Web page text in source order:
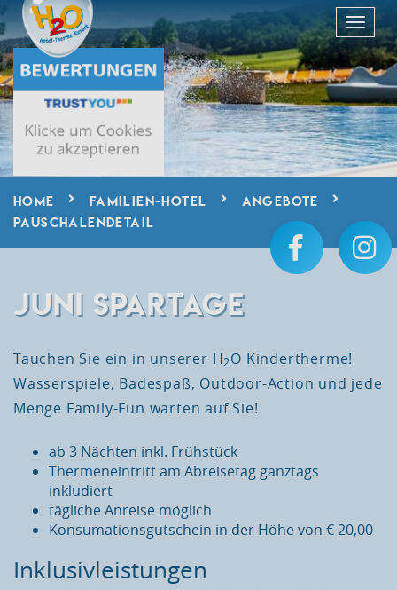
HOME FAMILIEN-HOTEL
ANGEBOTE
PAUSCHALENDETAIL
JUNI SPARTAGE
Tauchen Sie ein in unserer H2O Kindertherme!
Wasserspiele, Badespaß, Outdoor-Action und jede
Menge Family-Fun warten auf Sie!
ab 3 Nächten inkl. Frühstück
Thermeneintritt am Abreisetag ganztags
inkludiert
tägliche Anreise möglich
Konsumationsgutschein in der Höhe von € 20,00
Inklusivleistungen